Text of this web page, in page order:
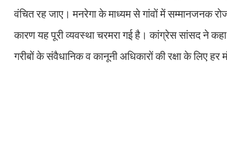
वंचित रह जाए। मनरेगा के माध्यम से गांवों में सम्मानजनक
कारण यह पूरी व्यवस्था चरमरा गई है। कांग्रेस सांसद ने
गरीबों के संवैधानिक व कानूनी अधिकारों की रक्षा के लिए